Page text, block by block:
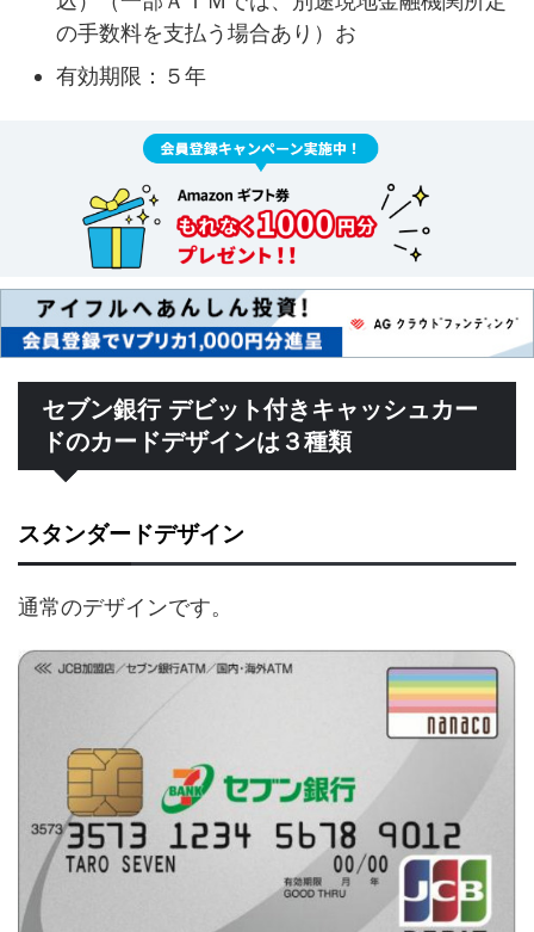
の手数料を支払う場合あり）お
有効期限：５年
セブン銀行 デビット付きキャッシュカー
ドのカードデザインは３種類
スタンダードデザイン
通常のデザインです。